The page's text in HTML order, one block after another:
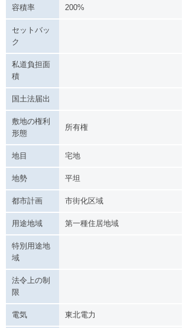
容積率 200%
セットバッ
ク
私道負担面
積
国土法届出
敷地の権利
形態
所有権
地目 宅地
地勢 平坦
都市計画 市街化区域
用途地域 第一種住居地域
特別用途地
域
法令上の制
限
電気 東北電力